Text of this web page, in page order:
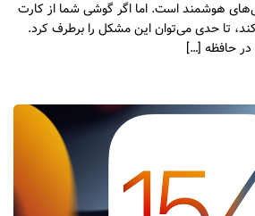
هوشمند است. اما اگر گوشی شما از کارت
تا حدی می‌توان این مشکل را برطرف کرد.
در حافظه […]